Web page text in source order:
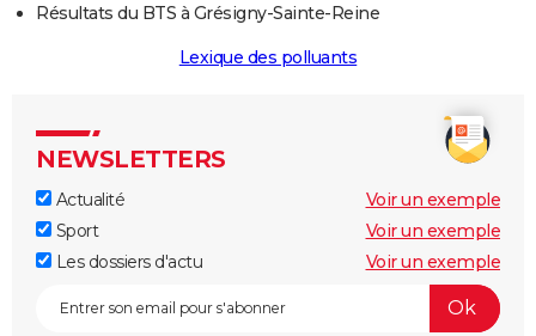
Résultats du BTS à Grésigny-Sainte-Reine
Lexique des polluants
NEWSLETTERS
Actualité
Voir un exemple
Sport
Voir un exemple
Les dossiers d'actu
Voir un exemple